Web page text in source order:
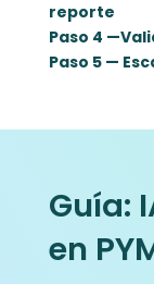
reporte
Paso 4 —
Paso 5 —
Guía:
en